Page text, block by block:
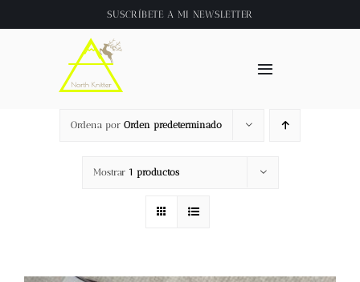
al
SUSCRÍBETE A MI NEWSLETTER
Toggle
Inicio
About
Tienda
Ordena por Orden predeterminado
Mostrar 1 productos